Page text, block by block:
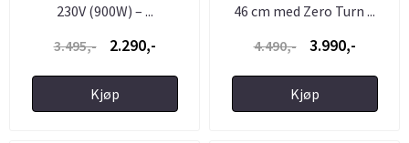
230V (900W) – ...
3.495,-
2.290,-
Kjøp
46 cm med Zero Turn ...
4.490,-
3.990,-
Kjøp